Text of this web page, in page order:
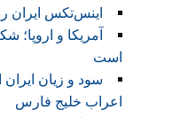
اینس‌تکس ایران
آمریکا و اروپا؛
است
سود و زیان
اعراب خلیج فارس